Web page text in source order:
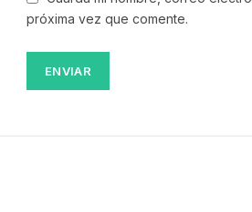
próxima vez que comente.